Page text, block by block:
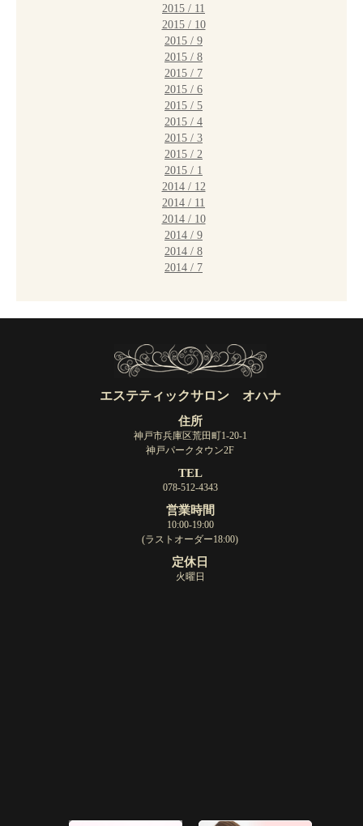
2015 / 11
2015 / 10
2015 / 9
2015 / 8
2015 / 7
2015 / 6
2015 / 5
2015 / 4
2015 / 3
2015 / 2
2015 / 1
2014 / 12
2014 / 11
2014 / 10
2014 / 9
2014 / 8
2014 / 7
エステティックサロン オハナ
住所
神戸市兵庫区荒田町1-20-1
神戸パークタウン2F
TEL
078-512-4343
営業時間
10:00-19:00
(ラストオーダー18:00)
定休日
火曜日